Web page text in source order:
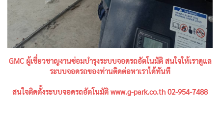
GMC ผู้เชี่ยวชาญงานซ่อมบำรุงระบบจอดรถอัตโนมัติ สนใจให้เราดูแล
ระบบจอดรถของท่านติดต่อหาเราได้ทันที
สนใจติดตั้งระบบจอดรถอัตโนมัติ www.g-park.co.th 02-954-7488